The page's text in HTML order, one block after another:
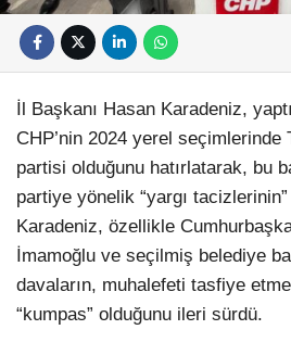
İl Başkanı Hasan Karadeniz,
CHP’nin 2024 yerel seçimlerinde
partisi olduğunu hatırlatarak, bu
partiye yönelik “yargı tacizlerinin”
Karadeniz, özellikle
İmamoğlu ve seçilmiş belediye
davaların, muhalefeti tasfiye
“kumpas” olduğunu ileri sürdü.